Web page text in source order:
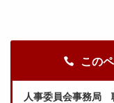
この
人事委員会事務局